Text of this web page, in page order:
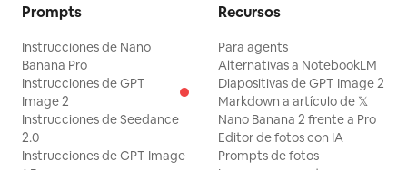
Prompts
Instrucciones de Nano
Banana Pro
Instrucciones de GPT
Image 2
Instrucciones de Seedance
2.0
Instrucciones de GPT Image
Recursos
Para agents
Alternativas a NotebookLM
Diapositivas de GPT Image 2
Markdown a artículo de 𝕏
Nano Banana 2 frente a Pro
Editor de fotos con IA
Prompts de fotos